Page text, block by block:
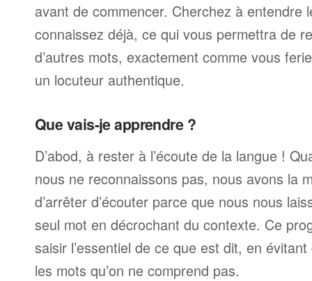
avant de commencer. Cherchez à entendre
connaissez déjà, ce qui vous permettra de
d’autres mots, exactement comme vous
un locuteur authentique.
Que vais-je apprendre ?
D’abod, à rester à l’écoute de la langue !
nous ne reconnaissons pas, nous avons la
d’arrêter d’écouter parce que nous nous
seul mot en décrochant du contexte. Ce
saisir l’essentiel de ce que est dit, en
les mots qu’on ne comprend pas.